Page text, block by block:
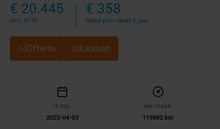
€ 20.445
excl. BTW
€ 358
lease p/m vanaf 6 jaar
Offerte Leasen
1E REG.
2023-04-03
KM-STAND
119882 km